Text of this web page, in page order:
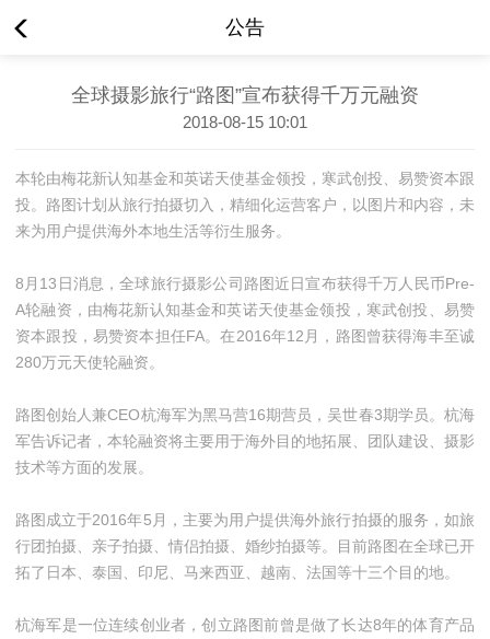
公告
全球摄影旅行“路图”宣布获得千万元融资
2018-08-15 10:01
本轮由梅花新认知基金和英诺天使基金领投，寒武创投、易赞资本跟
投。路图计划从旅行拍摄切入，精细化运营客户，以图片和内容，未
来为用户提供海外本地生活等衍生服务。
8月13日消息，全球旅行摄影公司路图近日宣布获得千万人民币Pre-
A轮融资，由梅花新认知基金和英诺天使基金领投，寒武创投、易赞
资本跟投，易赞资本担任FA。在2016年12月，路图曾获得海丰至诚
280万元天使轮融资。
路图创始人兼CEO杭海军为黑马营16期营员，吴世春3期学员。杭海
军告诉记者，本轮融资将主要用于海外目的地拓展、团队建设、摄影
技术等方面的发展。
路图成立于2016年5月，主要为用户提供海外旅行拍摄的服务，如旅
行团拍摄、亲子拍摄、情侣拍摄、婚纱拍摄等。目前路图在全球已开
拓了日本、泰国、印尼、马来西亚、越南、法国等十三个目的地。
杭海军是一位连续创业者，创立路图前曾是做了长达8年的体育产品